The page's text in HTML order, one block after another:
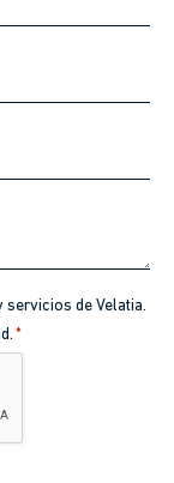
de Velatia.
*